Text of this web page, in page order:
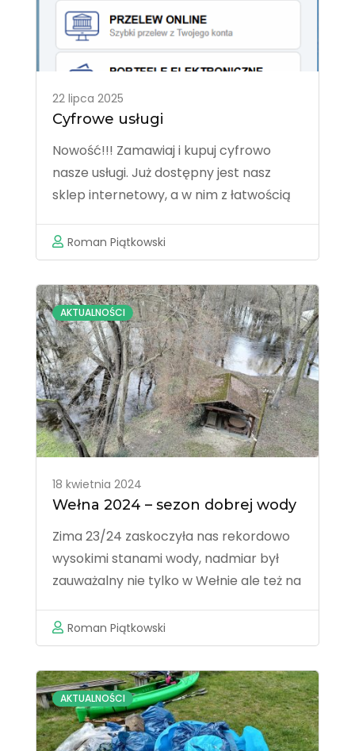
22 lipca 2025
Cyfrowe usługi
Nowość!!! Zamawiaj i kupuj cyfrowo
nasze usługi. Już dostępny jest nasz
sklep internetowy, a w nim z łatwością
podarunkowy. Za wszystko wygodnie
zapłacisz w ulubiony przez Ciebie
sposób.
Roman Piątkowski
AKTUALNOŚCI
18 kwietnia 2024
Wełna 2024 – sezon dobrej wody
Zima 23/24 zaskoczyła nas rekordowo
wysokimi stanami wody, nadmiar był
zauważalny nie tylko w Wełnie ale też na
od wystąpienie z brzegów jezior, po
przepełnienie całkiem już
zapomnianych przydrożnych rowów.
Widok z pozoru niezwykły, ale w
rzeczywistości całkiem „normalny” i
charakterystyczny …
Roman Piątkowski
AKTUALNOŚCI